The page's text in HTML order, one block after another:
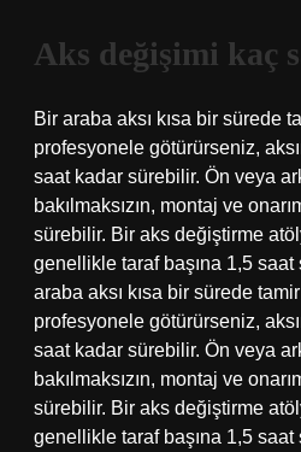
Aks değişimi kaç
Bir araba aksı kısa bir sürede
profesyonele götürürseniz,
saat kadar sürebilir. Ön veya
bakılmaksızın, montaj ve
sürebilir. Bir aks değiştirme
genellikle taraf başına 1,5
araba aksı kısa bir sürede
profesyonele götürürseniz,
saat kadar sürebilir. Ön veya
bakılmaksızın, montaj ve
sürebilir. Bir aks değiştirme
genellikle taraf başına 1,5 saat